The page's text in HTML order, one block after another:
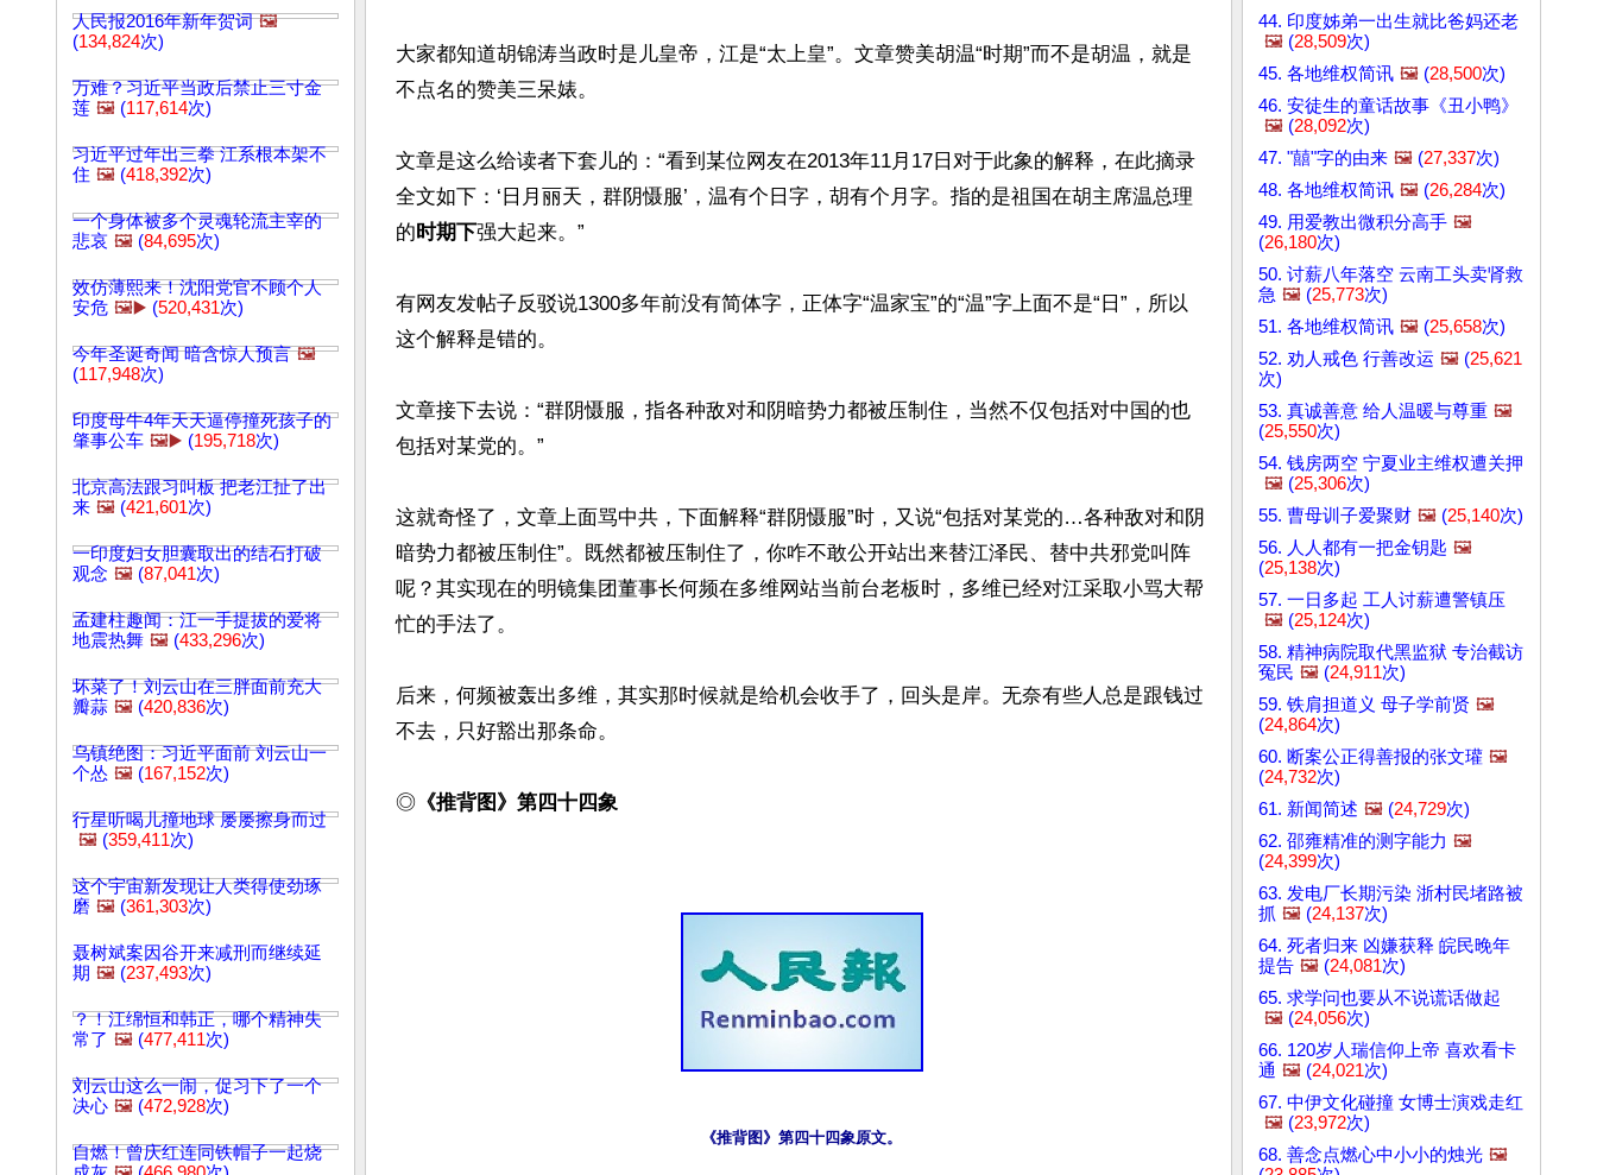
人民报2016年新年贺词 🖼️
(134,824次)
万难？习近平当政后禁止三寸金
莲 🖼️ (117,614次)
习近平过年出三拳 江系根本架不
住 🖼️ (418,392次)
一个身体被多个灵魂轮流主宰的
悲哀 🖼️ (84,695次)
效仿薄熙来！沈阳党官不顾个人
安危 🖼️▶️ (520,431次)
今年圣诞奇闻 暗含惊人预言 🖼️
(117,948次)
印度母牛4年天天逼停撞死孩子的
肇事公车 🖼️▶️ (195,718次)
北京高法跟习叫板 把老江扯了出
来 🖼️ (421,601次)
一印度妇女胆囊取出的结石打破
观念 🖼️ (87,041次)
孟建柱趣闻：江一手提拔的爱将
地震热舞 🖼️ (433,296次)
坏菜了！刘云山在三胖面前充大
瓣蒜 🖼️ (420,836次)
乌镇绝图：习近平面前 刘云山一
个怂 🖼️ (167,152次)
行星听喝儿撞地球 屡屡擦身而过
🖼️ (359,411次)
这个宇宙新发现让人类得使劲琢
磨 🖼️ (361,303次)
聂树斌案因谷开来减刑而继续延
期 🖼️ (237,493次)
？！江绵恒和韩正，哪个精神失
常了 🖼️ (477,411次)
刘云山这么一闹，促习下了一个
决心 🖼️ (472,928次)
自燃！曾庆红连同铁帽子一起烧
大家都知道胡锦涛当政时是儿皇帝，江是“太上皇”。文章赞美胡温“时期”而不是胡温，就是
不点名的赞美三呆婊。
文章是这么给读者下套儿的：“看到某位网友在2013年11月17日对于此象的解释，在此摘录
全文如下：‘日月丽天，群阴慑服’，温有个日字，胡有个月字。指的是祖国在胡主席温总理
的时期下强大起来。”
有网友发帖子反驳说1300多年前没有简体字，正体字“温家宝”的“温”字上面不是“日”，所以
这个解释是错的。
文章接下去说：“群阴慑服，指各种敌对和阴暗势力都被压制住，当然不仅包括对中国的也
包括对某党的。”
这就奇怪了，文章上面骂中共，下面解释“群阴慑服”时，又说“包括对某党的…各种敌对和阴
暗势力都被压制住”。既然都被压制住了，你咋不敢公开站出来替江泽民、替中共邪党叫阵
呢？其实现在的明镜集团董事长何频在多维网站当前台老板时，多维已经对江采取小骂大帮
忙的手法了。
后来，何频被轰出多维，其实那时候就是给机会收手了，回头是岸。无奈有些人总是跟钱过
不去，只好豁出那条命。
◎ 《推背图》第四十四象
《推背图》第四十四象原文。
44. 印度姊弟一出生就比爸妈还老
🖼️ (28,509次)
45. 各地维权简讯 🖼️ (28,500次)
46. 安徒生的童话故事《丑小鸭》
🖼️ (28,092次)
47. "囍"字的由来 🖼️ (27,337次)
48. 各地维权简讯 🖼️ (26,284次)
49. 用爱教出微积分高手 🖼️
(26,180次)
50. 讨薪八年落空 云南工头卖肾救
急 🖼️ (25,773次)
51. 各地维权简讯 🖼️ (25,658次)
52. 劝人戒色 行善改运 🖼️ (25,621
次)
53. 真诚善意 给人温暖与尊重 🖼️
(25,550次)
54. 钱房两空 宁夏业主维权遭关押
🖼️ (25,306次)
55. 曹母训子爱聚财 🖼️ (25,140次)
56. 人人都有一把金钥匙 🖼️
(25,138次)
57. 一日多起 工人讨薪遭警镇压
🖼️ (25,124次)
58. 精神病院取代黑监狱 专治截访
冤民 🖼️ (24,911次)
59. 铁肩担道义 母子学前贤 🖼️
(24,864次)
60. 断案公正得善报的张文瓘 🖼️
(24,732次)
61. 新闻简述 🖼️ (24,729次)
62. 邵雍精准的测字能力 🖼️
(24,399次)
63. 发电厂长期污染 浙村民堵路被
抓 🖼️ (24,137次)
64. 死者归来 凶嫌获释 皖民晚年
提告 🖼️ (24,081次)
65. 求学问也要从不说谎话做起
🖼️ (24,056次)
66. 120岁人瑞信仰上帝 喜欢看卡
通 🖼️ (24,021次)
67. 中伊文化碰撞 女博士演戏走红
🖼️ (23,972次)
68. 善念点燃心中小小的烛光 🖼️